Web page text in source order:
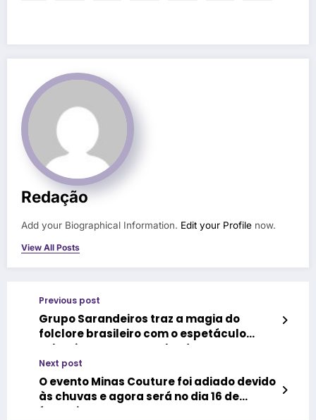
Redação
Add your Biographical Information. Edit your Profile now.
View All Posts
Previous post
Grupo Sarandeiros traz a magia do
folclore brasileiro com o espetáculo
“Alumiar” na Campanha de
Popularização do Teatro e da Dança de
Belo Horizonte
Next post
O evento Minas Couture foi adiado devido
às chuvas e agora será no dia 16 de
fevereiro